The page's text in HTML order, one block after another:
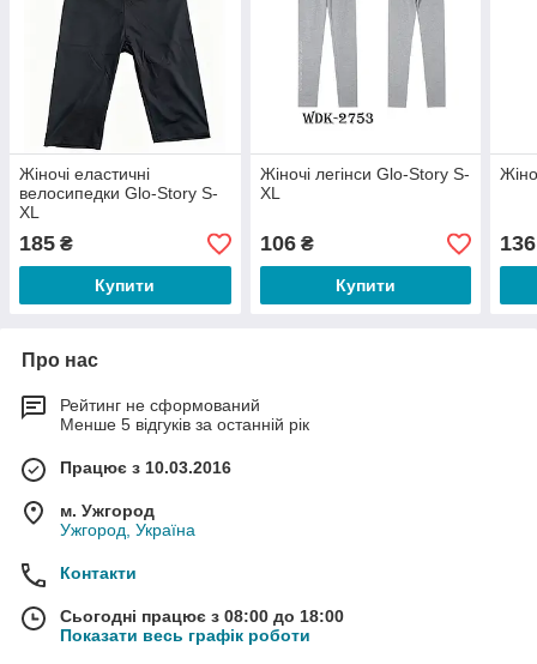
Жіночі еластичні
велосипедки Glo-Story S-
XL
185 ₴
Купити
Жіночі легінси Glo-Story S-
XL
106₴
Купити
136
Про нас
Рейтинг не сформований
Менше 5 відгуків за останній рік
Працює з 10.03.2016
м. Ужгород
Ужгород, Україна
Контакти
Сьогодні працює з 08:00 до 18:00
Показати весь графік роботи